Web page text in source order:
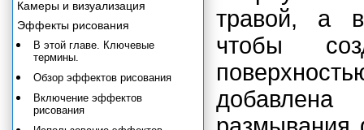
травой, а
чтобы
Камеры и визуализация
Эффекты рисования
В этой главе. Ключевые
термины.
Обзор эффектов рисования
Включение эффектов
рисования